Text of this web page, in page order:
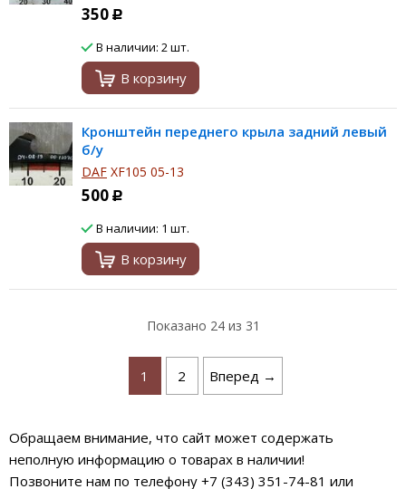
350 Р
В наличии: 2 шт.
В корзину
Кронштейн переднего крыла задний левый
б/у
DAF XF105 05-13
500 Р
В наличии: 1 шт.
В корзину
Показано 24из 31
1 2 Вперед →
Обращаем внимание, что сайт может содержать
неполную информацию о товарах в наличии!
Позвоните нам по телефону +7 (343) 351-74-81 или